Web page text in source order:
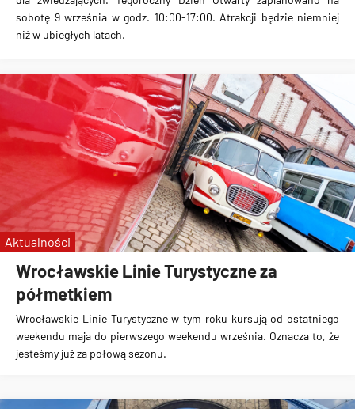
sobotę 9 września w godz. 10:00-17:00. Atrakcji będzie niemniej
niż w ubiegłych latach.
Wrocławskie Linie Turystyczne za
półmetkiem
Wrocławskie Linie Turystyczne w tym roku kursują od ostatniego
weekendu maja do pierwszego weekendu września. Oznacza to, że
jesteśmy już za połową sezonu.
Aktualności